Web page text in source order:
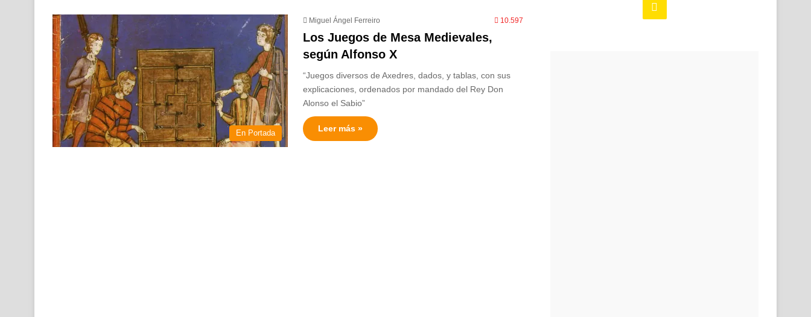
En Portada
Miguel Ángel Ferreiro 10.597
Los Juegos de Mesa Medievales,
según Alfonso X
“Juegos diversos de Axedres, dados, y tablas, con sus
explicaciones, ordenados por mandado del Rey Don
Alonso el Sabio”
Leer más »